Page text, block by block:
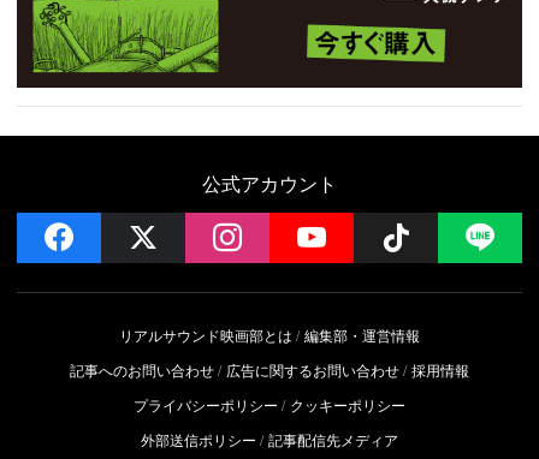
公式アカウント
facebook instagramYouTube Follow
リアルサウンド映画部とは
編集部・運営情報
記事へのお問い合わせ
広告に関するお問い合わせ 採用情報
プライバシーポリシー
クッキーポリシー
外部送信ポリシー
記事配信先メディア